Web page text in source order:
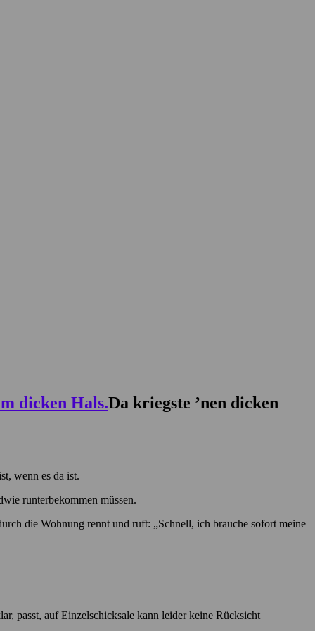
Da kriegste ’nen dicken
wenn es da ist.
runterbekommen müssen.
die Wohnung rennt und ruft: „Schnell, ich brauche sofort meine
passt, auf Einzelschicksale kann leider keine Rücksicht